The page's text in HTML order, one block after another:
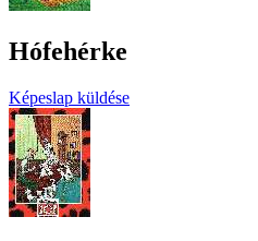
Hófehérke
Képeslap küldése